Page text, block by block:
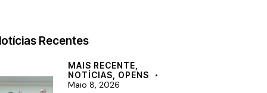
Recentes
MAIS RECENTE,
NOTÍCIAS, OPENS
Maio 8, 2026